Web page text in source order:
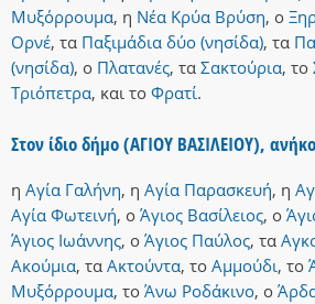
Μυξόρρουμα, η Νέα Κρύα Βρύση, ο
Ορνέ, τα Παξιμάδια δύο (νησίδα), τα
(νησίδα), ο Πλατανές, τα Σακτούρια, το
Τριόπετρα, και το Φρατί.
Στον ίδιο δήμο (ΑΓΙΟΥ ΒΑΣΙΛΕΙΟΥ),
η Αγία Γαλήνη, η Αγία Παρασκευή, η
Αγία Φωτεινή, ο Άγιος Βασίλειος, ο
Άγιος Ιωάννης, ο Άγιος Παύλος, τα
Ακούμια, τα Ακτούντα, το Αμμούδι, το
Μυξόρρουμα, το Άνω Ροδάκινο, ο